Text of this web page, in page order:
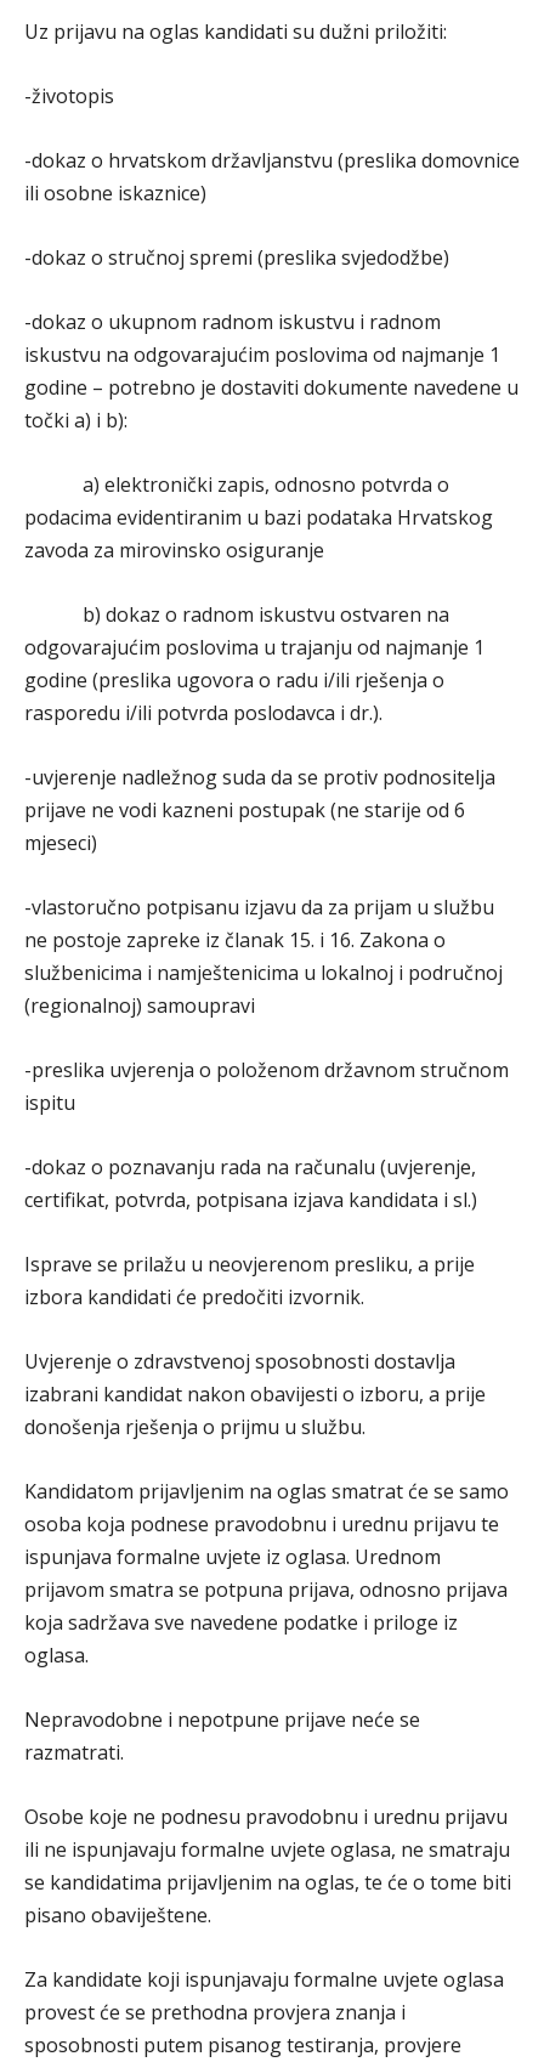
Uz prijavu na oglas kandidati su dužni priložiti:
-životopis
-dokaz o hrvatskom državljanstvu (preslika domovnice
ili osobne iskaznice)
-dokaz o stručnoj spremi (preslika svjedodžbe)
-dokaz o ukupnom radnom iskustvu i radnom
iskustvu na odgovarajućim poslovima od najmanje 1
godine – potrebno je dostaviti dokumente navedene u
točki a) i b):
a) elektronički zapis, odnosno potvrda o
podacima evidentiranim u bazi podataka Hrvatskog
zavoda za mirovinsko osiguranje
b) dokaz o radnom iskustvu ostvaren na
odgovarajućim poslovima u trajanju od najmanje 1
godine (preslika ugovora o radu i/ili rješenja o
rasporedu i/ili potvrda poslodavca i dr.).
-uvjerenje nadležnog suda da se protiv podnositelja
prijave ne vodi kazneni postupak (ne starije od 6
mjeseci)
-vlastoručno potpisanu izjavu da za prijam u službu
ne postoje zapreke iz članak 15. i 16. Zakona o
službenicima i namještenicima u lokalnoj i područnoj
(regionalnoj) samoupravi
-preslika uvjerenja o položenom državnom stručnom
ispitu
-dokaz o poznavanju rada na računalu (uvjerenje,
certifikat, potvrda, potpisana izjava kandidata i sl.)
Isprave se prilažu u neovjerenom presliku, a prije
izbora kandidati će predočiti izvornik.
Uvjerenje o zdravstvenoj sposobnosti dostavlja
izabrani kandidat nakon obavijesti o izboru, a prije
donošenja rješenja o prijmu u službu.
Kandidatom prijavljenim na oglas smatrat će se samo
osoba koja podnese pravodobnu i urednu prijavu te
ispunjava formalne uvjete iz oglasa. Urednom
prijavom smatra se potpuna prijava, odnosno prijava
koja sadržava sve navedene podatke i priloge iz
oglasa.
Nepravodobne i nepotpune prijave neće se
razmatrati.
Osobe koje ne podnesu pravodobnu i urednu prijavu
ili ne ispunjavaju formalne uvjete oglasa, ne smatraju
se kandidatima prijavljenim na oglas, te će o tome biti
pisano obaviještene.
Za kandidate koji ispunjavaju formalne uvjete oglasa
provest će se prethodna provjera znanja i
sposobnosti putem pisanog testiranja, provjere